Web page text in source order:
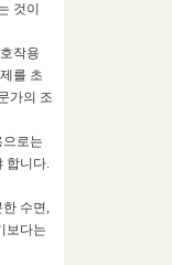
것이
작용
를 초
가의 조
로는
합니다.
수면,
보다는